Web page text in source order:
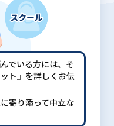
でいる方には、 そ
ト』を詳しくお伝
寄り添って中立な